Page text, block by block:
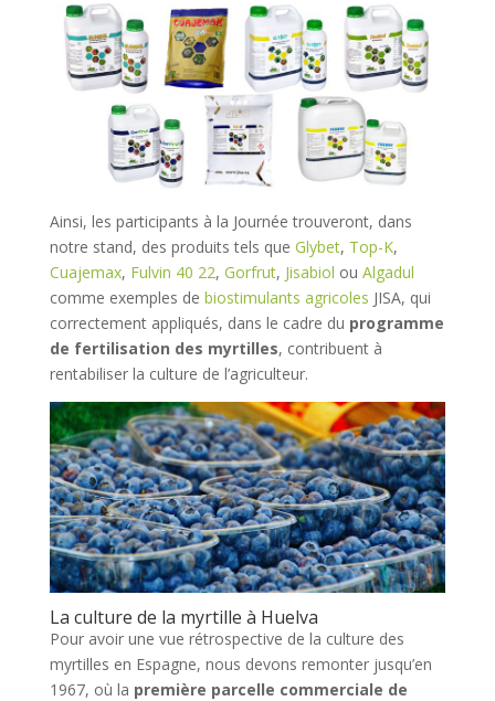
Ainsi, les participants à la Journée trouveront, dans
notre stand, des produits tels que Glybet, Top-K,
Cuajemax, Fulvin 40 22, Gorfrut, Jisabiol ou Algadul
comme exemples de biostimulants agricoles JISA, qui
correctement appliqués, dans le cadre du programme
de fertilisation des myrtilles, contribuent à
rentabiliser la culture de l’agriculteur.
La culture de la myrtille à Huelva
Pour avoir une vue rétrospective de la culture des
myrtilles en Espagne, nous devons remonter jusqu’en
1967, où la première parcelle commerciale de